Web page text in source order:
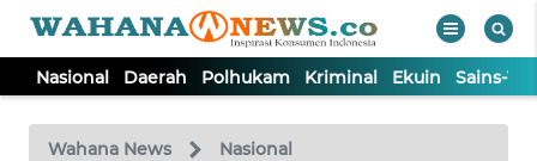
Nasional Daerah Polhukam Kriminal Ekuin Sains-
Wahana News Nasional
TV
Tutup